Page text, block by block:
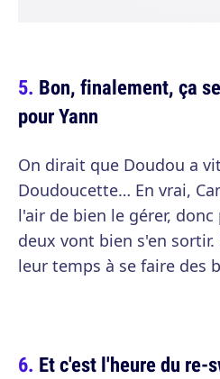
Bon, finalement, ça
pour Yann
On dirait que Doudou a
Doudoucette… En vrai,
l'air de bien le gérer,
deux vont bien s'en sortir.
leur temps à se faire des
Et c'est l'heure du re-